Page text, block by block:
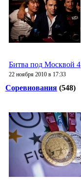
Битва под Москвой 4
22 ноября 2010 в 17:33
Соревнования (548)